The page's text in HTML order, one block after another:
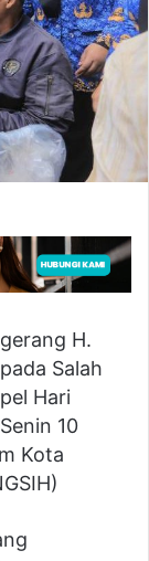
H.
Salah
Hari
10
Kota